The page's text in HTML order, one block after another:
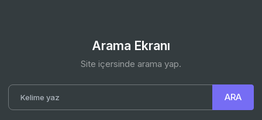
Arama Ekranı
Site içersinde arama yap.